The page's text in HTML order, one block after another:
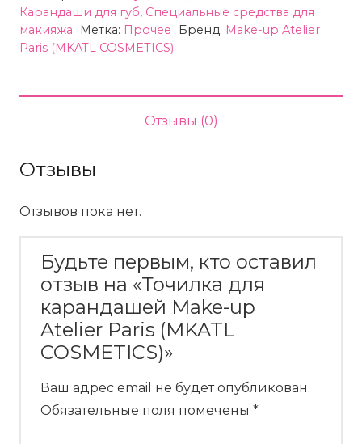
Точилка
для
карандашей
up
(MKATL
Карандаши для губ, Специальные средства для
макияжа
Метка: Прочее Бренд: Make-up Atelier
Paris (MKATL COSMETICS)
Отзывы (0)
Отзывы
Отзывов пока нет.
Будьте первым, кто оставил
отзыв на «Точилка для
карандашей Make-up
Atelier Paris (MKATL
COSMETICS)»
Ваш адрес email не будет опубликован.
Обязательные поля помечены *